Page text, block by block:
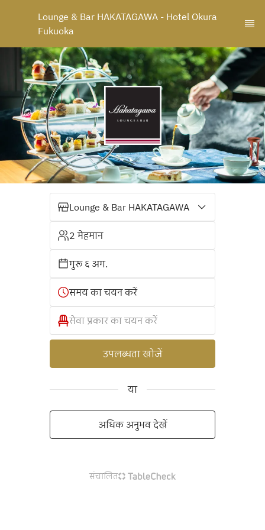
Lounge & Bar HAKATAGAWA - Hotel Okura
Fukuoka
Lounge & Bar HAKATAGAWA
2 मेहमान
गुरू ६ अग.
समय का चयन करें
सेवा प्रकार का चयन करें
उपलब्धता खोजें
या
अधिक अनुभव देखें
संचालित